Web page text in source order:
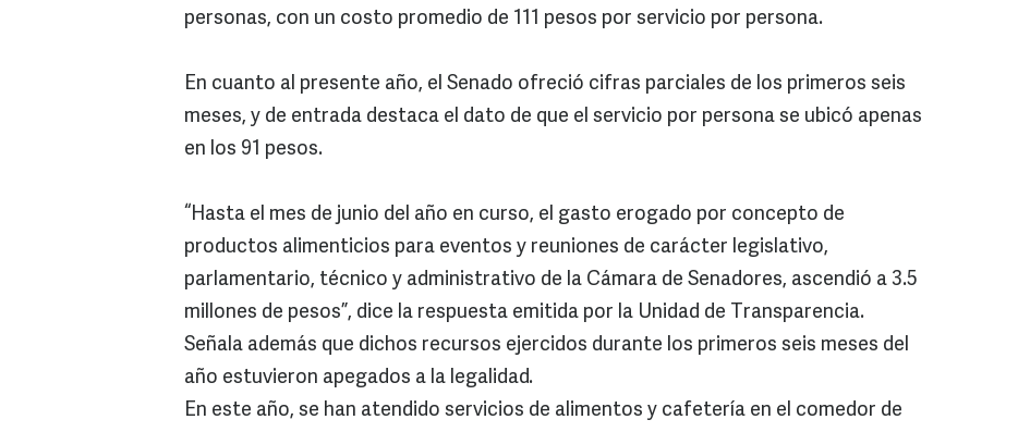
personas, con un costo promedio de 111 pesos por servicio por persona.
En cuanto al presente año, el Senado ofreció cifras parciales de los primeros seis
meses, y de entrada destaca el dato de que el servicio por persona se ubicó apenas
en los 91 pesos.
“Hasta el mes de junio del año en curso, el gasto erogado por concepto de
productos alimenticios para eventos y reuniones de carácter legislativo,
parlamentario, técnico y administrativo de la Cámara de Senadores, ascendió a 3.5
millones de pesos”, dice la respuesta emitida por la Unidad de Transparencia.
Señala además que dichos recursos ejercidos durante los primeros seis meses del
año estuvieron apegados a la legalidad.
En este año, se han atendido servicios de alimentos y cafetería en el comedor de